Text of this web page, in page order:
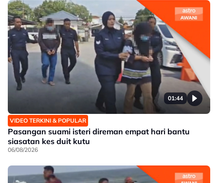
01:44
VIDEO TERKINI & POPULAR
Pasangan suami isteri direman empat hari bantu
siasatan kes duit kutu
06/08/2026